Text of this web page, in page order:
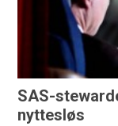
SAS-
nyttesløs